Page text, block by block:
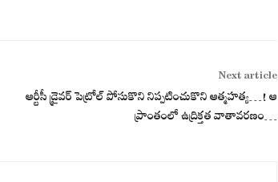
Next article
ఆర్టీసీ డ్రైవ‌ర్ పెట్రోల్ పోసుకొని నిప్ప‌టించుకొని ఆత్మ‌హ‌త్య‌…! ఆ
ప్రాంతంలో ఉద్రిక్త‌త వాతావ‌ర‌ణం…